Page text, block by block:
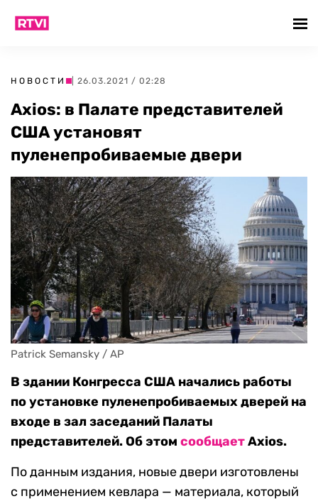
НОВОСТИ | 26.03.2021 / 02:28
Axios: в Палате представителей
США установят
пуленепробиваемые двери
Patrick Semansky / AP
В здании Конгресса США начались работы
по установке пуленепробиваемых дверей на
входе в зал заседаний Палаты
представителей. Об этом сообщаетAxios.
По данным издания, новые двери изготовлены
с применением кевлара — материала, который